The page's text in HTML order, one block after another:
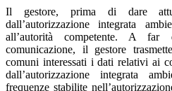
Il gestore, prima di dare
dall’autorizzazione integrata
all’autorità competente. A far
comunicazione, il gestore
comuni interessati i dati relativi ai
dall’autorizzazione integrata
frequenze stabilite